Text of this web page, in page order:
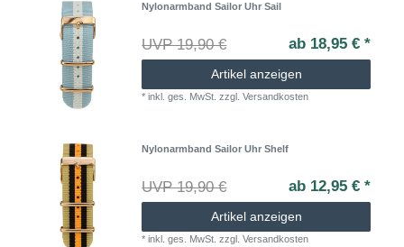
Nylonarmband Sailor Uhr Sail
UVP 19,90 € ab 18,95 € *
Artikel anzeigen
*inkl. ges. MwSt. zzgl.Versandkosten
Nylonarmband Sailor Uhr Shelf
UVP 19,90 € ab 12,95 € *
Artikel anzeigen
*inkl. ges. MwSt. zzgl.Versandkosten